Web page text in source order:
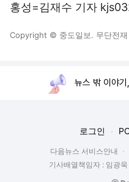
홍성=김재수 기자
Copyright © 중도일보. 무단전재
뉴스 밖 이야기
로그인
다음뉴스 서비스안내
기사배열책임자 : 임광욱